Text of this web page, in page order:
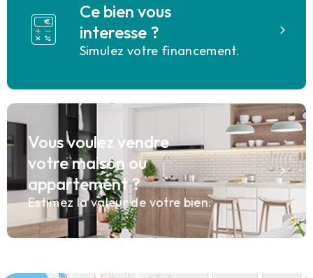
Ce bien vous
interesse ?
Simulez votre financement.
Vous voulez vendre
votre maison ou
appartement ?
Estimez la valeur de votre bien.